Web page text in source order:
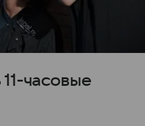
часовые